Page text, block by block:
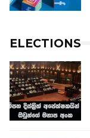
ELECTIONS